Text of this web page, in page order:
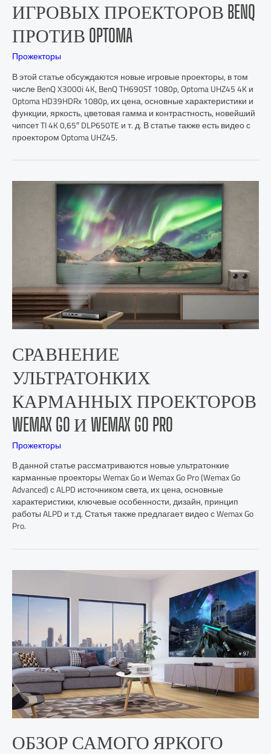
ИГРОВЫХ ПРОЕКТОРОВ BENQ
ПРОТИВ OPTOMA
Прожекторы
В этой статье обсуждаются новые игровые проекторы, в том
числе BenQ X3000i 4K, BenQ TH690ST 1080p, Optoma UHZ45 4K и
Optoma HD39HDRx 1080p, их цена, основные характеристики и
функции, яркость, цветовая гамма и контрастность, новейший
чипсет TI 4K 0,65″ DLP650TE и т. д. В статье также есть видео с
проектором Optoma UHZ45.
СРАВНЕНИЕ
УЛЬТРАТОНКИХ
КАРМАННЫХ ПРОЕКТОРОВ
WEMAX GO И WEMAX GO PRO
Прожекторы
В данной статье рассматриваются новые ультратонкие
карманные проекторы Wemax Go и Wemax Go Pro (Wemax Go
Advanced) с ALPD источником света, их цена, основные
характеристики, ключевые особенности, дизайн, принцип
работы ALPD и т.д. Статья также предлагает видео с Wemax Go
Pro.
ОБЗОР САМОГО ЯРКОГО